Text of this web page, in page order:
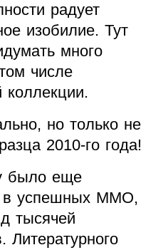
радует
изобилие. Тут
много
числе
коллекции.
но только не
2010-го года!
было еще
в успешных ММО,
тысячей
Литературного